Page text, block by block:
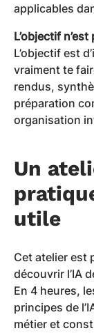
applicables
L’objectif n’est
L’objectif est
vraiment te
rendus,
préparation
organisation
Un
utile
Cet atelier est
découvrir l’IA
En 4 heures,
principes de
métier et